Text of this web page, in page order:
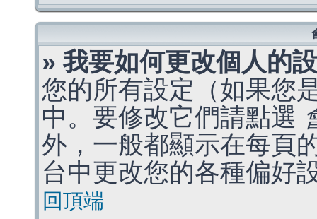
» 我要如何更改個人的
您的所有設定（如果您
中。要修改它們請點選
外，一般都顯示在每頁
台中更改您的各種偏好
回頂端